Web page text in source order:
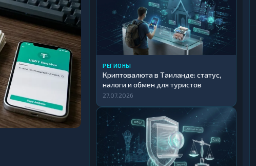
РЕГИОНЫ
Криптовалюта в Таиланде: статус,
налоги и обмен для туристов
27.07.2026